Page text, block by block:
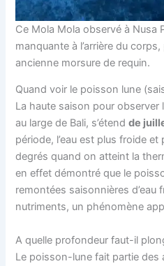
Ce Mola Mola observé à Nusa
manquante à l’arrière du
ancienne morsure de requin.
Quand voir le poisson lune
La haute saison pour observer
au large de Bali, s’étendde
période, l’eau est plus froide et
degrés quand on atteint la
en effet démontré que le
remontées saisonnières d’eau
nutriments, un phénomène
A quelle profondeur faut-il
Le poisson-lune fait partie des